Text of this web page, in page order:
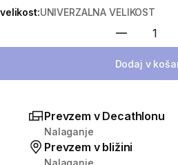
velikost:UNIVERZALNA VELIKOST
Dodaj v
Prevzem v Decathlonu
Nalaganje
Prevzem v bližini